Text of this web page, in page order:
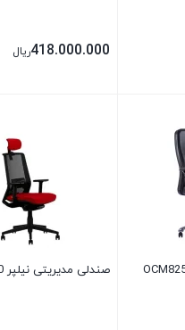
418.000.000ریال
صندلی مدیریتی نیلپر OCM850